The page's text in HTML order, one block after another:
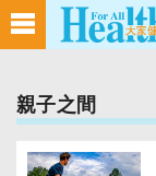
親子之間